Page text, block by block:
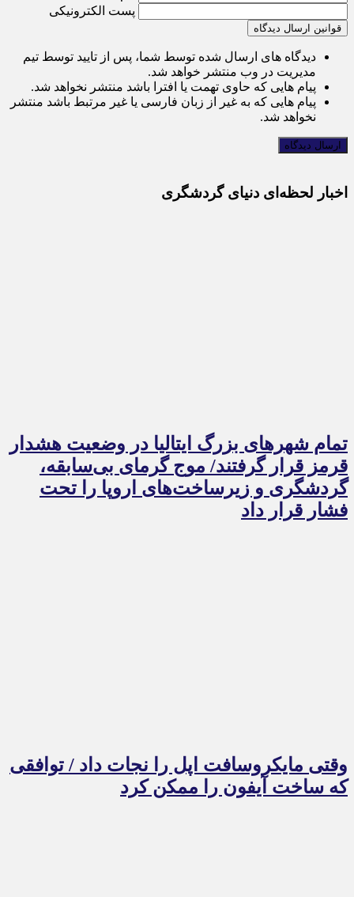
پست الکترونیکی
قوانین ارسال دیدگاه
دیدگاه های ارسال شده توسط شما، پس از تایید توسط تیم
مدیریت در وب منتشر خواهد شد.
پیام هایی که حاوی تهمت یا افترا باشد منتشر نخواهد شد.
پیام هایی که به غیر از زبان فارسی یا غیر مرتبط باشد منتشر
نخواهد شد.
اخبار لحظه‌ای دنیای گردشگری
تمام شهرهای بزرگ ایتالیا در وضعیت هشدار
قرمز قرار گرفتند/ موج گرمای بی‌سابقه،
گردشگری و زیرساخت‌های اروپا را تحت
فشار قرار داد
وقتی مایکروسافت اپل را نجات داد / توافقی
که ساخت آیفون را ممکن کرد